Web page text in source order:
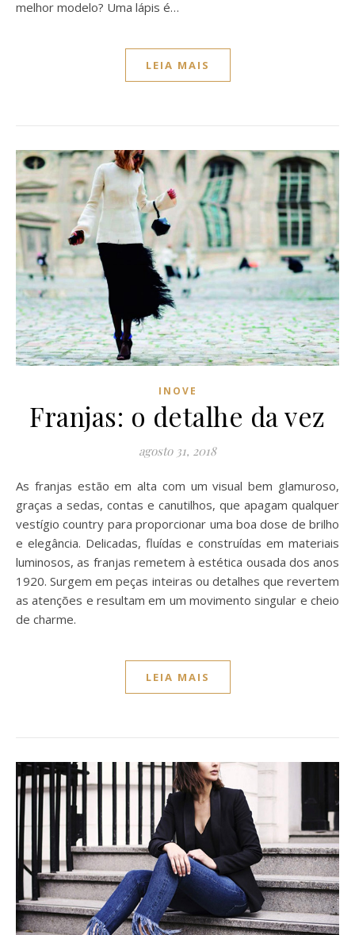
melhor modelo? Uma lápis é…
LEIA MAIS
INOVE
Franjas: o detalhe da vez
agosto 31, 2018
As franjas estão em alta com um visual bem glamuroso,
graças a sedas, contas e canutilhos, que apagam qualquer
vestígio country para proporcionar uma boa dose de brilho
e elegância. Delicadas, fluídas e construídas em materiais
luminosos, as franjas remetem à estética ousada dos anos
1920. Surgem em peças inteiras ou detalhes que revertem
as atenções e resultam em um movimento singular e cheio
de charme.
LEIA MAIS